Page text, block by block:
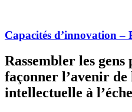
Capacités d’innovation –
Rassembler les
façonner l’avenir
intellectuelle à